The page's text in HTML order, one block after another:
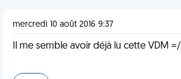
mercredi 10 août 2016 9:37
Il me semble avoir déjà lu cette VDM =/